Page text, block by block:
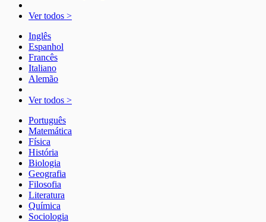
Ver todos >
Inglês
Espanhol
Francês
Italiano
Alemão
Ver todos >
Português
Matemática
Física
História
Biologia
Geografia
Filosofia
Literatura
Química
Sociologia